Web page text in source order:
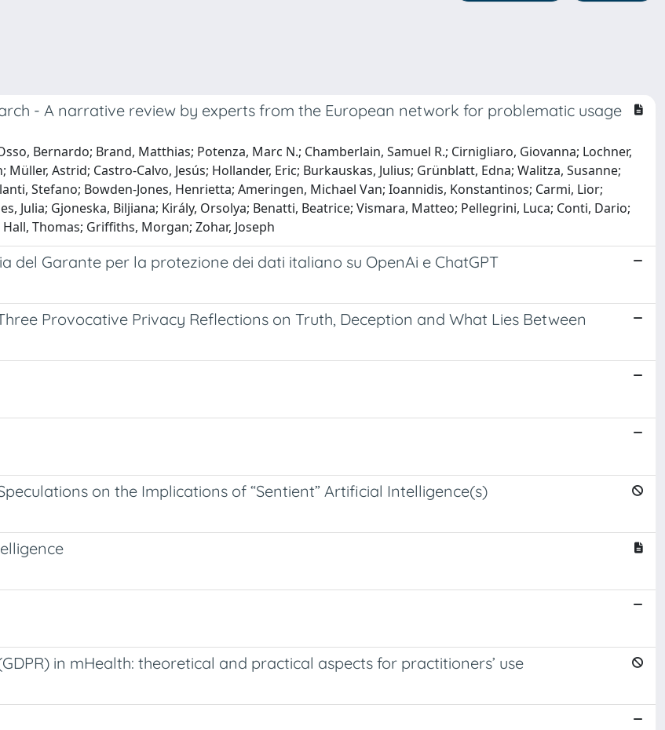
- A narrative review by experts from the European network for problematic usage
Bernardo; Brand, Matthias; Potenza, Marc N.; Chamberlain, Samuel R.; Cirnigliaro, Giovanna; Lochner,
Astrid; Castro-Calvo, Jesús; Hollander, Eric; Burkauskas, Julius; Grünblatt, Edna; Walitza, Susanne;
Stefano; Bowden-Jones, Henrietta; Ameringen, Michael Van; Ioannidis, Konstantinos; Carmi, Lior;
Julia; Gjoneska, Biljiana; Király, Orsolya; Benatti, Beatrice; Vismara, Matteo; Pellegrini, Luca; Conti, Dario;
Thomas; Griffiths, Morgan; Zohar, Joseph
del Garante per la protezione dei dati italiano su OpenAi e ChatGPT
Provocative Privacy Reflections on Truth, Deception and What Lies Between
on the Implications of “Sentient” Artificial Intelligence(s)
in mHealth: theoretical and practical aspects for practitioners’ use